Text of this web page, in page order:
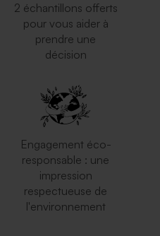
2 échantillons offerts
pour vous aider à
prendre une
décision
Engagement éco-
responsable : une
impression
respectueuse de
l'environnement